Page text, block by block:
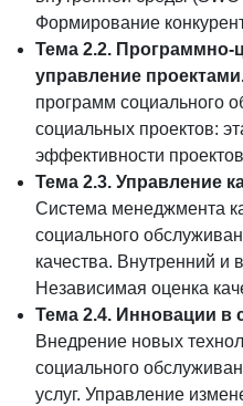
Формирование
Тема 2.2. Программно-
управление
программ социального
социальных проектов:
эффективности
Тема 2.3. Управление
Система менеджмента
социального
качества. Внутренний и
Независимая оценка
Тема 2.4. Инновации в
Внедрение новых
социального
услуг. Управление